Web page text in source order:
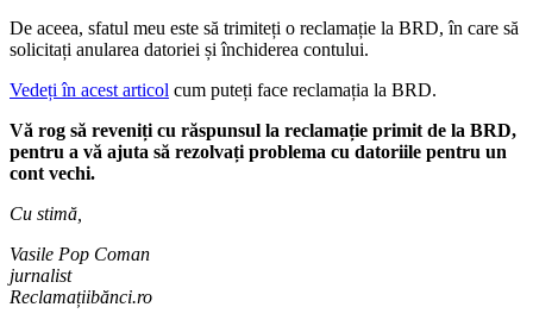
De aceea, sfatul meu este să trimiteți o reclamație la BRD, în care să
solicitați anularea datoriei și închiderea contului.
Vedeți în acest articol cum puteți face reclamația la BRD.
Vă rog să reveniți cu răspunsul la reclamație primit de la BRD,
pentru a vă ajuta să rezolvați problema cu datoriile pentru un
cont vechi.
Cu stimă,
Vasile Pop Coman
jurnalist
Reclamațiibănci.ro